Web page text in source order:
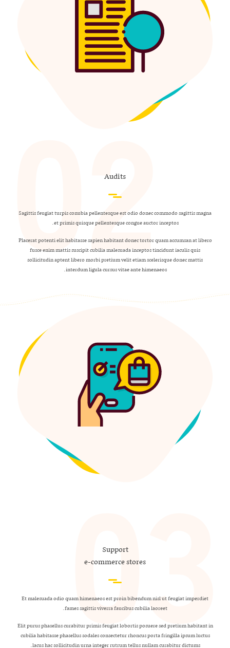
Audits
Sagittis feugiat turpis conubia pellentesque est odio donec commodo sagittis magna
et primis quisque pellentesque congue auctor inceptos.
Placerat potenti elit habitasse sapien habitant donec tortor quam accumsan at libero
fusce enim mattis suscipit cubilia malesuada inceptos tincidunt iaculis quis
sollicitudin aptent libero morbi pretium velit etiam scelerisque donec mattis
interdum ligula cursus vitae ante himenaeos.
Support
e-commerce stores
Et malesuada odio quam himenaeos est proin bibendum nisl ut feugiat imperdiet
fames sagittis viverra faucibus cubilia laoreet.
Elit purus phasellus curabitur primis feugiat lobortis posuere sed pretium habitant in
cubilia habitasse phasellus sodales consectetur rhoncus porta fringilla ipsum luctus
lacus hac sollicitudin urna integer rutrum tellus nullam curabitur dictums.